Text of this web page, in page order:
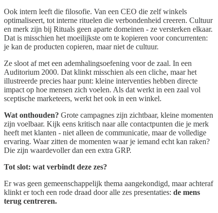
Ook intern leeft die filosofie. Van een CEO die zelf winkels
optimaliseert, tot interne rituelen die verbondenheid creeren. Cultuur
en merk zijn bij Rituals geen aparte domeinen - ze versterken elkaar.
Dat is misschien het moeilijkste om te kopieren voor concurrenten:
je kan de producten copieren, maar niet de cultuur.
Ze sloot af met een ademhalingsoefening voor de zaal. In een
Auditorium 2000. Dat klinkt misschien als een cliche, maar het
illustreerde precies haar punt: kleine interventies hebben directe
impact op hoe mensen zich voelen. Als dat werkt in een zaal vol
sceptische marketeers, werkt het ook in een winkel.
Wat onthouden? Grote campagnes zijn zichtbaar, kleine momenten
zijn voelbaar. Kijk eens kritisch naar alle contactpunten die je merk
heeft met klanten - niet alleen de communicatie, maar de volledige
ervaring. Waar zitten de momenten waar je iemand echt kan raken?
Die zijn waardevoller dan een extra GRP.
Tot slot: wat verbindt deze zes?
Er was geen gemeenschappelijk thema aangekondigd, maar achteraf
klinkt er toch een rode draad door alle zes presentaties: de mens
terug centreren.